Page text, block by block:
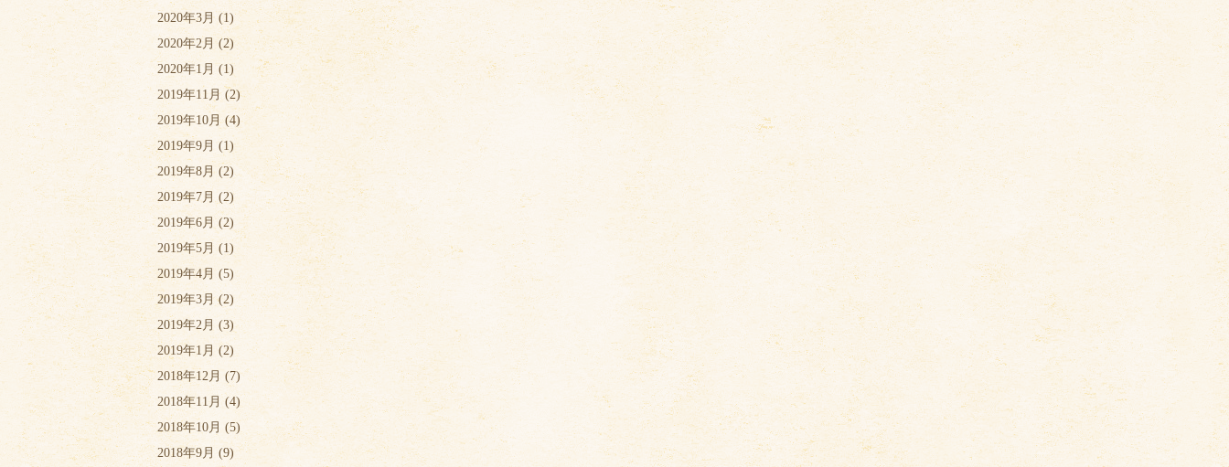
2020年3月 (1)
2020年2月 (2)
2020年1月 (1)
2019年11月 (2)
2019年10月(4)
2019年9月 (1)
2019年8月 (2)
2019年7月 (2)
2019年6月 (2)
2019年5月 (1)
2019年4月 (5)
2019年3月(2)
2019年2月 (3)
2019年1月 (2)
2018年12月 (7)
2018年11月 (4)
2018年10月 (5)
2018年9月 (9)